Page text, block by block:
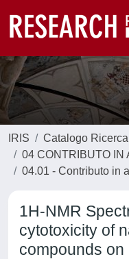
IRIS
Catalogo
04 CONTRIBUTO IN
04.01 - Contributo in
1H-NMR
cytotoxicity of
compounds